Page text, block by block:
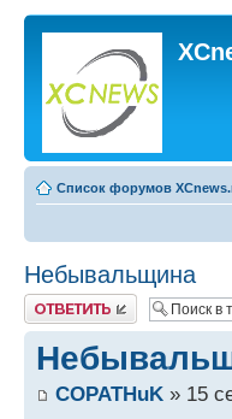
Список форумов
Небывальщина
Ответить
COPATHuK » 15